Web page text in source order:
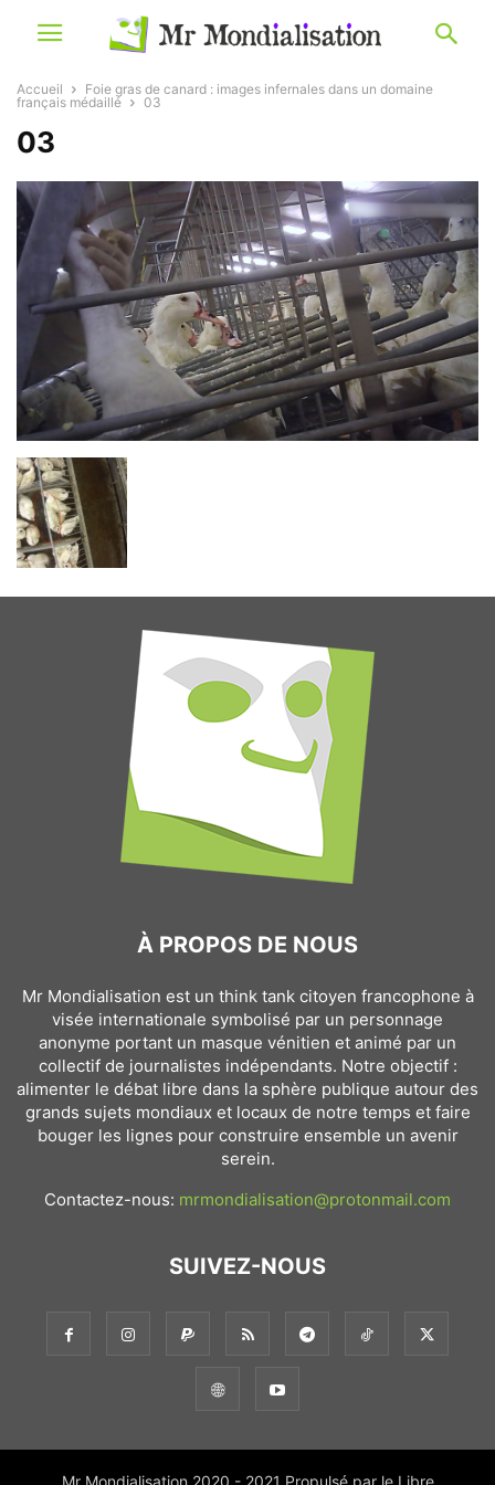
Accueil
Foie gras de canard : images infernales dans un domaine
français médaillé
03
03
À PROPOS DE NOUS
Mr Mondialisation est un think tank citoyen francophone à
visée internationale symbolisé par un personnage
anonyme portant un masque vénitien et animé par un
collectif de journalistes indépendants. Notre objectif :
alimenter le débat libre dans la sphère publique autour des
grands sujets mondiaux et locaux de notre temps et faire
bouger les lignes pour construire ensemble un avenir
serein.
Contactez-nous: mrmondialisation@protonmail.com
SUIVEZ-NOUS